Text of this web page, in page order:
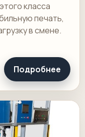
класса
печать,
в смене.
Подробнее